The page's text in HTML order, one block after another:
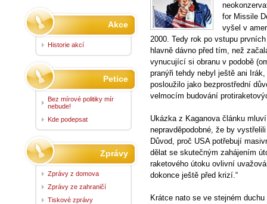
for Missile
vyšel v
2000. Tedy rok po vstupu
hlavně dávno před tím, než
vynucující si obranu v podobě
pranýři tehdy nebyl ještě ani
posloužilo jako bezprostřední
velmocím budování
Ukázka z Kaganova článku
nepravděpodobné, že by
Důvod, proč USA potřebují
dělat se skutečným zahájením
raketového útoku ovlivní
dokonce ještě před krizí.“
Krátce nato se ve stejném
Akce
Historie akcí
Petice
Bez mírové politiky mír
nebude!
Kde podepsat
Zprávy
Zprávy z domova
Zprávy ze zahraničí
Tiskové zprávy